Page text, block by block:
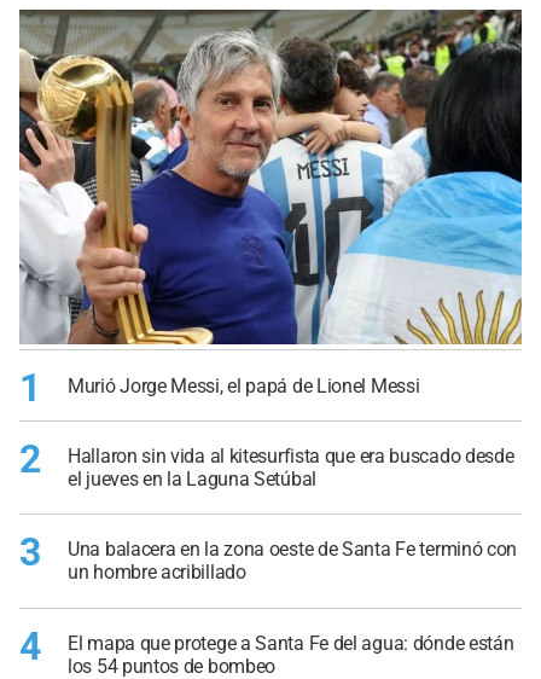
1 Murió Jorge Messi, el papá de Lionel Messi
2
Hallaron sin vida al kitesurfista que era buscado desde
el jueves en la Laguna Setúbal
3
Una balacera en la zona oeste de Santa Fe terminó con
un hombre acribillado
4
El mapa que protege a Santa Fe del agua: dónde están
los 54 puntos de bombeo